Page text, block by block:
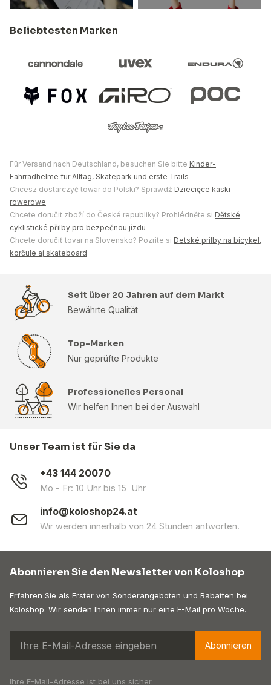
Beliebtesten Marken
Für Versand nach Deutschland, besuchen Sie bitte Kinder-
Fahrradhelme für Alltag, Skatepark und erste Trails
Chcesz dostarczyć towar do Polski? Sprawdź Dziecięce kaski
rowerowe
Chcete doručit zboží do České republiky? Prohlédněte si Dětské
cyklistické přilby pro bezpečnou jízdu
Chcete doručiť tovar na Slovensko? Pozrite si Detské prilby na bicykel,
korčule aj skateboard
Seit über 20 Jahren auf dem Markt
Bewährte Qualität
Top-Marken
Nur geprüfte Produkte
Professionelles Personal
Wir helfen Ihnen bei der Auswahl
Unser Team ist für Sie da
+43 144 20070
Mo - Fr: 10 Uhr bis 15 Uhr
info@koloshop24.at
Wir werden innerhalb von 24 Stunden antworten.
Abonnieren Sie den Newsletter von Koloshop
Erfahren Sie als Erster von Sonderangeboten und Rabatten bei
Koloshop. Wir senden Ihnen immer nur eine E-Mail pro Woche.
Abonnieren
Ihre E-Mail-Adresse ist bei uns sicher.